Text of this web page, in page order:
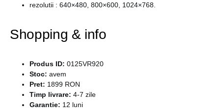
rezolutii : 640×480, 800×600, 1024×768.
Shopping & info
Produs ID: 0125VR920
Stoc: avem
Pret: 1899 RON
Timp livrare: 4-7 zile
Garantie: 12 luni